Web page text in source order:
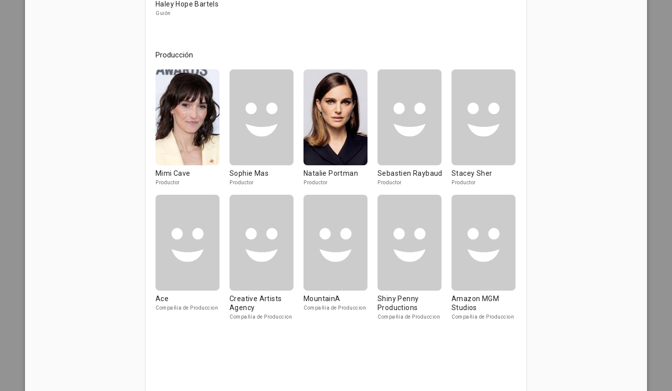
Haley Hope Bartels
Guión
Producción
Mimi Cave
Productor
Sophie Mas
Productor
Natalie Portman
Productor
Sebastien Raybaud
Productor
Stacey Sher
Productor
Ace
Compañía de Produccion
Creative Artists
Agency
Compañía de Produccion
MountainA
Compañía de Produccion
Shiny Penny
Productions
Compañía de Produccion
Amazon MGM
Studios
Compañía de Produccion